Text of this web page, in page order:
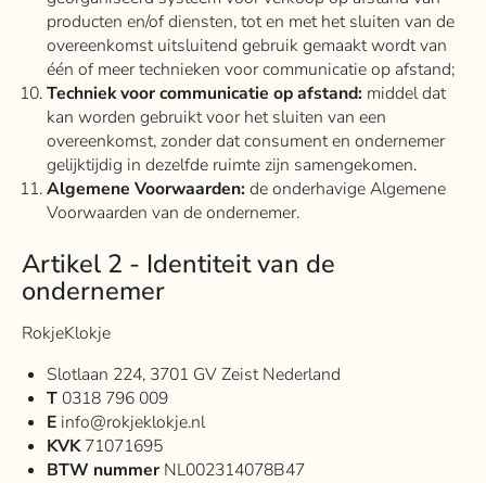
producten en/of diensten, tot en met het sluiten van de
overeenkomst uitsluitend gebruik gemaakt wordt van
één of meer technieken voor communicatie op afstand;
Techniek voor communicatie op afstand: middel dat
kan worden gebruikt voor het sluiten van een
overeenkomst, zonder dat consument en ondernemer
gelijktijdig in dezelfde ruimte zijn samengekomen.
Algemene Voorwaarden: de onderhavige Algemene
Voorwaarden van de ondernemer.
Artikel 2 - Identiteit van de
ondernemer
RokjeKlokje
Slotlaan 224, 3701 GV Zeist Nederland
T 0318 796 009
E info@rokjeklokje.nl
KVK71071695
BTW nummer NL002314078B47